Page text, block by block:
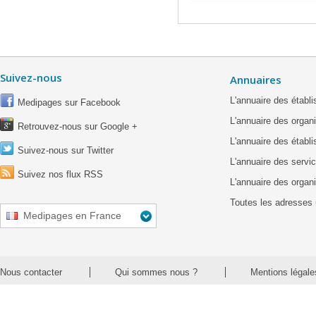
Suivez-nous
Medipages sur Facebook
Retrouvez-nous sur Google +
Suivez-nous sur Twitter
Suivez nos flux RSS
Medipages en France
Annuaires
L'annuaire des
L'annuaire des
L'annuaire des
L'annuaire des
L'annuaire des
Toutes les adresses
Nous contacter Qui sommes nous ? Mentions